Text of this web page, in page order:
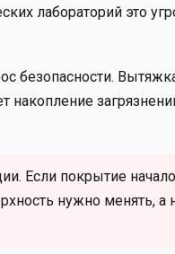
лабораторий это
безопасности.
накопление
Если покрытие начало
нужно менять, а